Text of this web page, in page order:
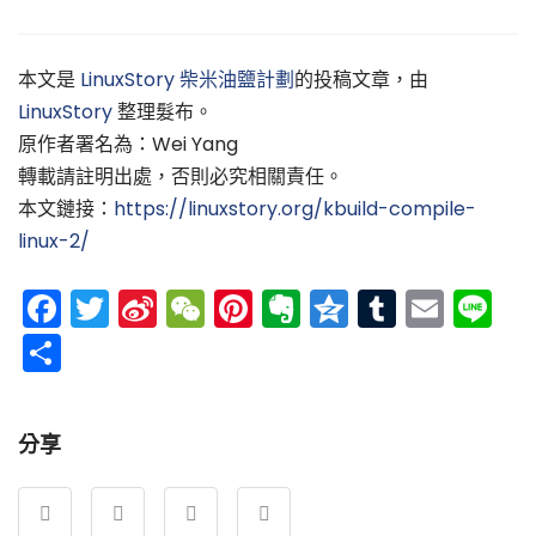
本文是 LinuxStory柴米油鹽計劃的投稿文章，由
LinuxStory整理髮布。
原作者署名為：Wei Yang
轉載請註明出處，否則必究相關責任。
本文鏈接： https://linuxstory.org/kbuild-compile-
linux-2/
Facebook
Twitter
Sina
Weibo
WeChat
Pinterest
Evernote
Qzone
Tumblr
分享